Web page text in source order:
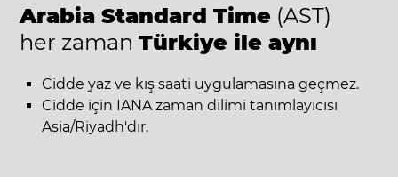
Arabia Standard Time (AST)
her zaman Türkiye ile aynı
Cidde yaz ve kış saati uygulamasına geçmez.
Cidde için IANA zaman dilimi tanımlayıcısı
Asia/Riyadh'dır.